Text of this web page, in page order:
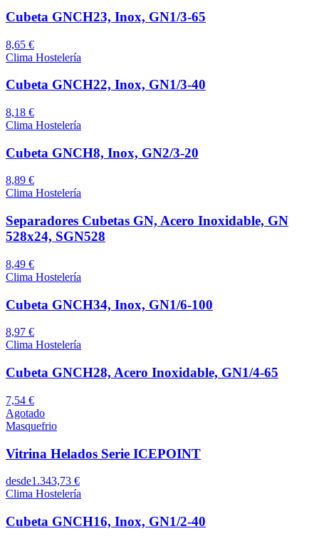
Cubeta GNCH23, Inox, GN1/3-65
8,65 €
Clima Hostelería
Cubeta GNCH22, Inox, GN1/3-40
8,18 €
Clima Hostelería
Cubeta GNCH8, Inox, GN2/3-20
8,89 €
Clima Hostelería
Separadores Cubetas GN, Acero Inoxidable, GN
528x24, SGN528
8,49 €
Clima Hostelería
Cubeta GNCH34, Inox, GN1/6-100
8,97 €
Clima Hostelería
Cubeta GNCH28, Acero Inoxidable, GN1/4-65
7,54 €
Agotado
Masquefrio
Vitrina Helados Serie ICEPOINT
desde1.343,73 €
Clima Hostelería
Cubeta GNCH16, Inox, GN1/2-40